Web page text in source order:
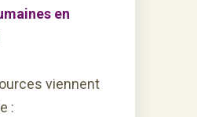
en
viennent
: